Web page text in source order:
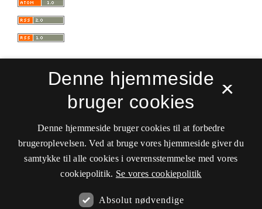
Sprogforum. Tidsskrift for sprog- og
kulturpædagogik
ISSN 0909-9328 (Trykt)
ISSN 1399-8617 (Online)
Tilgængelighedserklæring
Det Kgl. Bibliotek
×
Denne hjemmeside
bruger cookies
Denne hjemmeside bruger cookies til at forbedre
brugeroplevelsen. Ved at bruge vores hjemmeside giver du
samtykke til alle cookies i overensstemmelse med vores
cookiepolitik. Se vores cookiepolitik
Absolut nødvendige